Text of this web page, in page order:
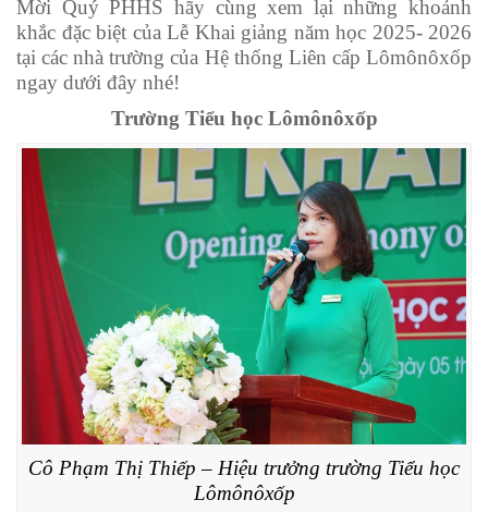
Mời Quý PHHS hãy cùng xem lại những khoảnh
khắc đặc biệt của Lễ Khai giảng năm học 2025- 2026
tại các nhà trường của Hệ thống Liên cấp Lômônôxốp
ngay dưới đây nhé!
Trường Tiểu học Lômônôxốp
Cô Phạm Thị Thiếp – Hiệu trưởng trường Tiểu học
Lômônôxốp